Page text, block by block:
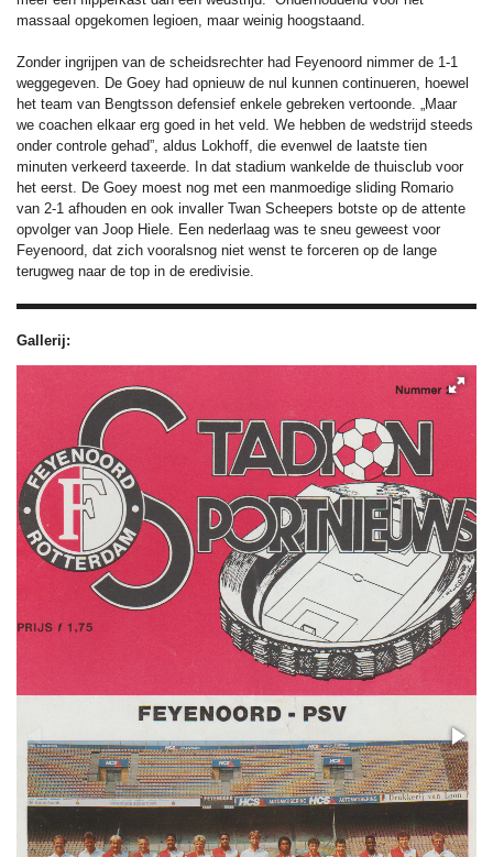
massaal opgekomen legioen, maar weinig hoogstaand.
Zonder ingrijpen van de scheidsrechter had Feyenoord nimmer de 1-1
weggegeven. De Goey had opnieuw de nul kunnen continueren, hoewel
het team van Bengtsson defensief enkele gebreken vertoonde. „Maar
we coachen elkaar erg goed in het veld. We hebben de wedstrijd steeds
onder controle gehad”, aldus Lokhoff, die evenwel de laatste tien
minuten verkeerd taxeerde. In dat stadium wankelde de thuisclub voor
het eerst. De Goey moest nog met een manmoedige sliding Romario
van 2-1 afhouden en ook invaller Twan Scheepers botste op de attente
opvolger van Joop Hiele. Een nederlaag was te sneu geweest voor
Feyenoord, dat zich vooralsnog niet wenst te forceren op de lange
terugweg naar de top in de eredivisie.
Gallerij: